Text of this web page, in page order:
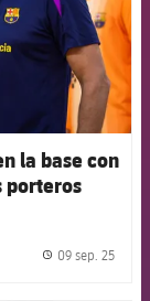
la base con
porteros
09 sep. 25